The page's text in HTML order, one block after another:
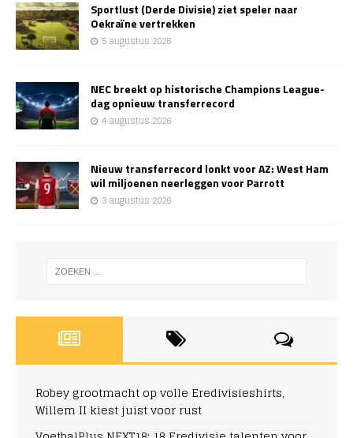
Sportlust (Derde Divisie) ziet speler naar
Oekraïne vertrekken
5 augustus 2026
NEC breekt op historische Champions League-
dag opnieuw transferrecord
4 augustus 2026
Nieuw transferrecord lonkt voor AZ: West Ham
wil miljoenen neerleggen voor Parrott
3 augustus 2026
Robey grootmacht op volle Eredivisieshirts,
Willem II kiest juist voor rust